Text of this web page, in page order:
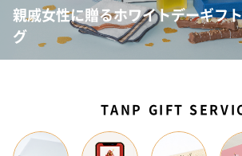
親戚女性に贈るホワイトデーギフ
グ
TANP GIFT